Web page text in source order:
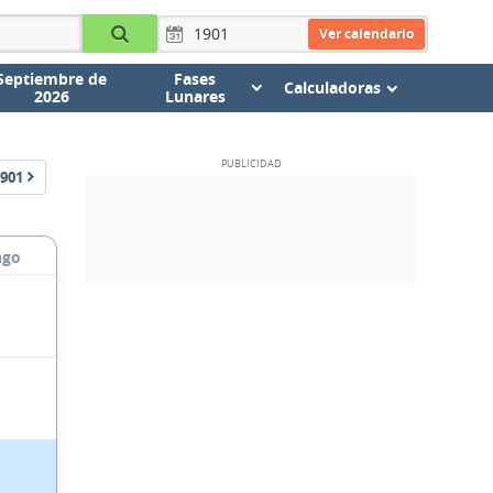
Ver calendario
de
2026
Fases
Lunares
Calculadoras